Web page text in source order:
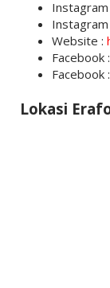
Instagram
Instagram
Website :
Facebook :
Facebook :
Lokasi